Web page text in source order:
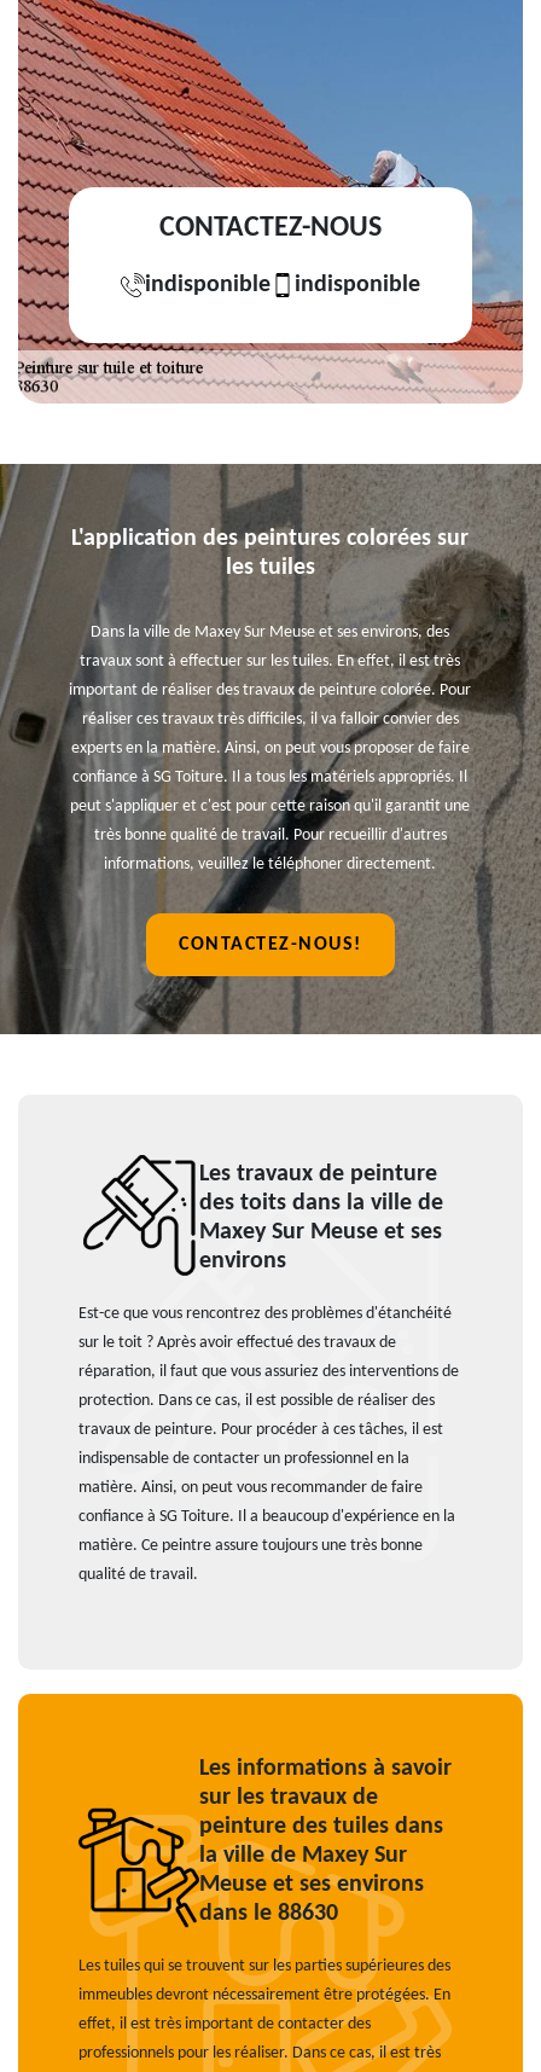
CONTACTEZ-NOUS
indisponible indisponible
L'application des peintures colorées sur
les tuiles
Dans la ville de Maxey Sur Meuse et ses environs, des
travaux sont à effectuer sur les tuiles. En effet, il est très
important de réaliser des travaux de peinture colorée. Pour
réaliser ces travaux très difficiles, il va falloir convier des
experts en la matière. Ainsi, on peut vous proposer de faire
confiance à SG Toiture. Il a tous les matériels appropriés. Il
peut s'appliquer et c'est pour cette raison qu'il garantit une
très bonne qualité de travail. Pour recueillir d'autres
informations, veuillez le téléphoner directement.
CONTACTEZ-NOUS!
Les travaux de peinture
des toits dans la ville de
Maxey Sur Meuse et ses
environs
Est-ce que vous rencontrez des problèmes d'étanchéité
sur le toit ? Après avoir effectué des travaux de
réparation, il faut que vous assuriez des interventions de
protection. Dans ce cas, il est possible de réaliser des
travaux de peinture. Pour procéder à ces tâches, il est
indispensable de contacter un professionnel en la
matière. Ainsi, on peut vous recommander de faire
confiance à SG Toiture. Il a beaucoup d'expérience en la
matière. Ce peintre assure toujours une très bonne
qualité de travail.
Les informations à savoir
sur les travaux de
peinture des tuiles dans
la ville de Maxey Sur
Meuse et ses environs
dans le 88630
Les tuiles qui se trouvent sur les parties supérieures des
immeubles devront nécessairement être protégées. En
effet, il est très important de contacter des
professionnels pour les réaliser. Dans ce cas, il est très